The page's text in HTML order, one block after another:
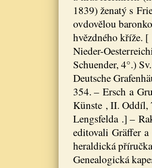
1839) ženatý s
ovdovělou
hvězdného kříže.
Nieder-
Schuender, 4°.)
Deutsche
354. – Ersch a
Künste , II. Oddíl,
Lengsfelda .] –
editovali Gräffer
heraldická
Genealogická